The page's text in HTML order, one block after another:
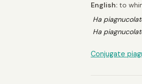
English: to
Ha
Ha
Conjugate